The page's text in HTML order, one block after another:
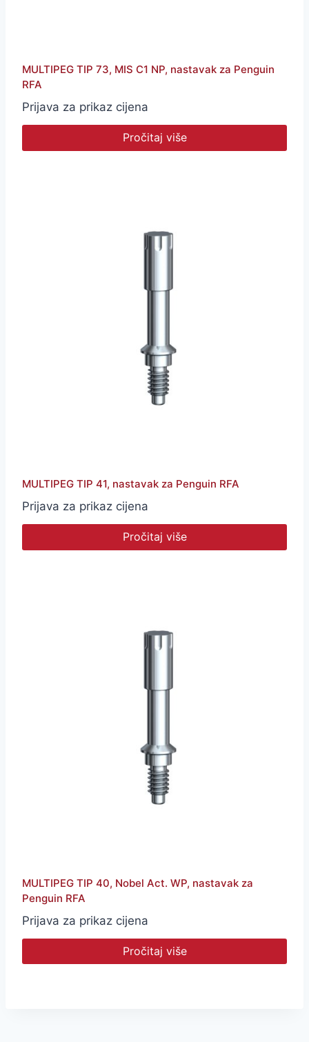
MULTIPEG TIP 73, MIS C1 NP, nastavak za Penguin
RFA
Prijava za prikaz cijena
Pročitaj više
MULTIPEG TIP 41, nastavak za Penguin RFA
Prijava za prikaz cijena
Pročitaj više
MULTIPEG TIP 40, Nobel Act. WP, nastavak za
Penguin RFA
Prijava za prikaz cijena
Pročitaj više